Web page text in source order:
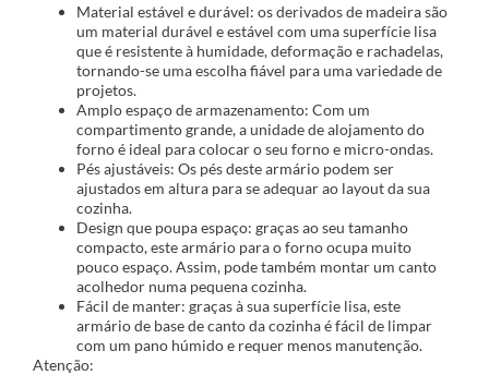
Material estável e durável: os derivados de madeira são
um material durável e estável com uma superfície lisa
que é resistente à humidade, deformação e rachadelas,
tornando-se uma escolha fiável para uma variedade de
projetos.
Amplo espaço de armazenamento: Com um
compartimento grande, a unidade de alojamento do
forno é ideal para colocar o seu forno e micro-ondas.
Pés ajustáveis: Os pés deste armário podem ser
ajustados em altura para se adequar ao layout da sua
cozinha.
Design que poupa espaço: graças ao seu tamanho
compacto, este armário para o forno ocupa muito
pouco espaço. Assim, pode também montar um canto
acolhedor numa pequena cozinha.
Fácil de manter: graças à sua superfície lisa, este
armário de base de canto da cozinha é fácil de limpar
com um pano húmido e requer menos manutenção.
Atenção: